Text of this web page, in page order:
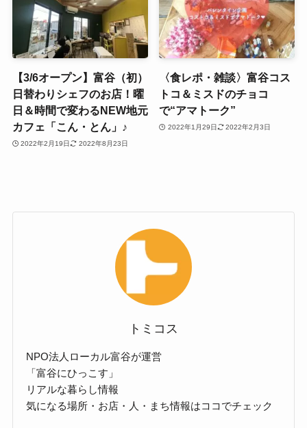
【3/6オープン】富谷（初）
日替わりシェフのお店！曜
日＆時間で変わるNEW地元
カフェ「こん・とん」♪
2022年2月19日 2022年8月23日
〈食レポ・雑談〉富谷コス
トコ＆ミスドのチョコ
で“アマトーク”
2022年1月29日 2022年2月3日
トミコス
NPO法人ローカル富谷が運営
「富谷にひっこす」
リアルな暮らし情報
気になる場所・お店・人・まち情報はココでチェック